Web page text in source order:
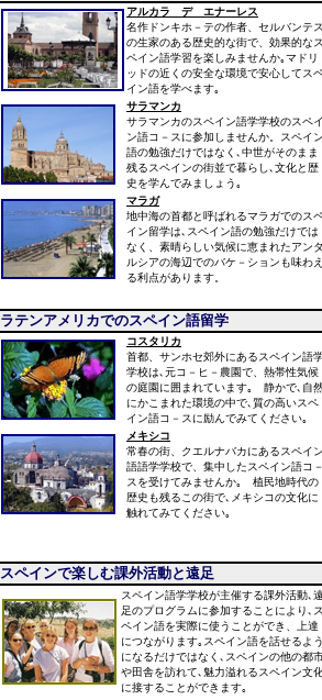
アルカラ デ エナーレス
名作ドンキホ－テの作者、セルバンテ
の生家のある歴史的な街で、効果的な
ペイン語学習を楽しみませんか｡マドリ
ッドの近くの安全な環境で安心してス
イン語を学べます｡
サラマンカ
サラマンカのスペイン語学学校のスペ
ン語コ－スに参加しませんか。スペイ
語の勉強だけではなく､中世がそのまま
残るスペインの街並で暮らし､文化と歴
史を学んでみましょう｡
マラガ
地中海の首都と呼ばれるマラガでのス
イン留学は､スペイン語の勉強だけでは
なく、素晴らしい気候に恵まれたアン
ルシアの海辺でのバケ－ションも味わ
る利点があります。
ラテンアメリカでのスペイン語留学
コスタリカ
首都、サンホセ郊外にあるスペイン語
学校は､元コ－ヒ－農園で、熱帯性気候
の庭園に囲まれています｡ 静かで､自
にかこまれた環境の中で､質の高いスペ
イン語コ－スに励んでみてください｡
メキシコ
常春の街、クエルナバカにあるスペイ
語語学学校で、集中したスペイン語コ
スを受けてみませんか｡ 植民地時代の
歴史も残るこの街で､メキシコの文化に
触れてみてください｡
スペインで楽しむ課外活動と遠足
スペイン語学学校が主催する課外活動､
足のプログラムに参加することにより､
ペイン語を実際に使うことができ、上達
につながります｡スペイン語を話せるよ
になるだけではなく､スペインの他の都
や田舎を訪れて､魅力溢れるスペイン文
に接することができます｡